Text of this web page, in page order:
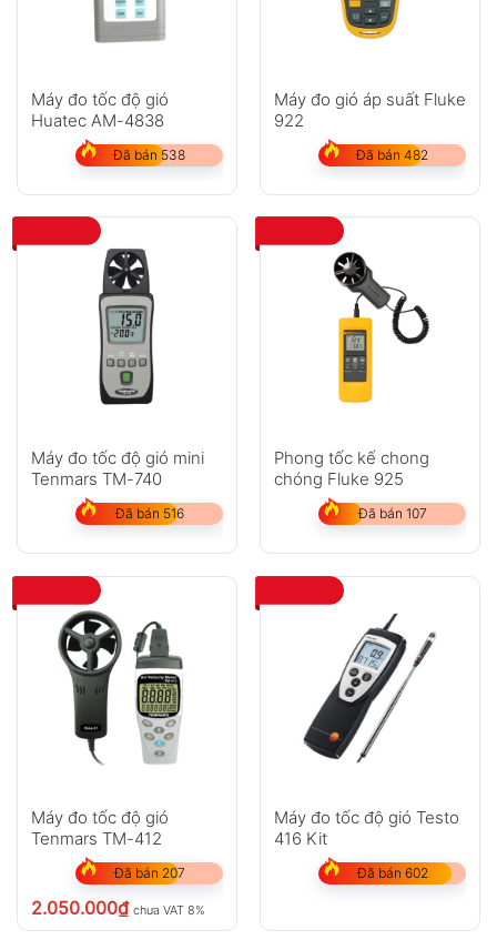
Máy đo tốc độ gió
Huatec AM-4838
Đã bán 538
Máy đo gió áp suất Fluke
922
Đã bán 482
Máy đo tốc độ gió mini
Tenmars TM-740
Đã bán 516
Phong tốc kế chong
chóng Fluke 925
Đã bán 107
Máy đo tốc độ gió
Tenmars TM-412
Đã bán 207
2.050.000₫ chưa VAT 8%
Máy đo tốc độ gió Testo
416 Kit
Đã bán 602